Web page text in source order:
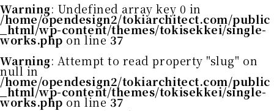
Warning: Undefined array key 0 in
/home/opendesign2/tokiarchitect.com/public
_html/wp-content/themes/tokisekkei/single-
works.php on line37
Warning: Attempt to read property "slug" on
null in
/home/opendesign2/tokiarchitect.com/public
_html/wp-content/themes/tokisekkei/single-
works.php on line37